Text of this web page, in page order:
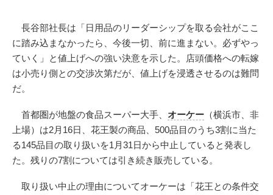
長谷部社長は「日用品のリーダーシップを取る会社がここ
に踏み込まなかったら、今後一切、前に進まない。必ずやっ
ていく」と値上げへの強い決意を示した。店頭価格への転嫁
は小売り側との交渉次第だが、値上げを浸透させるのは難問
だ。
首都圏が地盤の食品スーパー大手、 オーケー （横浜市、非
上場）は2月16日、花王製の商品、500品目のうち3割に当た
る145品目の取り扱いを1月31日から中止していると発表し
た。残りの7割については引き続き販売している。
取り扱い中止の理由についてオーケーは「花王との条件交